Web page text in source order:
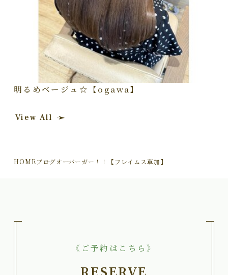
明るめベージュ☆【ogawa】
View All
HOMEブログオーバーガー！！【フレイムス草加】
《ご予約はこちら》